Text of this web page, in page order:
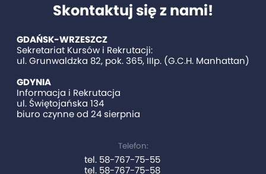
Skontaktuj się z nami!
GDAŃSK-WRZESZCZ
Sekretariat Kursów i Rekrutacji:
ul. Grunwaldzka 82, pok. 365, IIIp. (G.C.H. Manhattan)
GDYNIA
Informacja i Rekrutacja
ul. Świętojańska 134
biuro czynne od 24 sierpnia
Telefon:
tel. 58-767-75-55
tel. 58-767-75-58